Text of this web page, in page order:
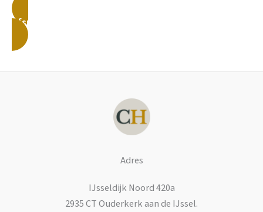
Afspraak maken
Adres
IJsseldijk Noord 420a
2935 CT Ouderkerk aan de IJssel.